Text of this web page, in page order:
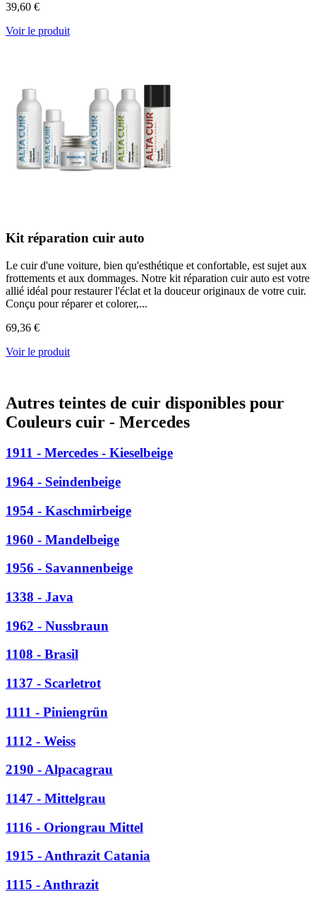
39,60 €
Voir le produit
Kit réparation cuir auto
Le cuir d'une voiture, bien qu'esthétique et confortable, est sujet aux
frottements et aux dommages. Notre kit réparation cuir auto est votre
allié idéal pour restaurer l'éclat et la douceur originaux de votre cuir.
Conçu pour réparer et colorer,...
69,36 €
Voir le produit
Autres teintes de cuir disponibles pour
Couleurs cuir - Mercedes
1911 - Mercedes - Kieselbeige
1964 - Seindenbeige
1954 - Kaschmirbeige
1960 - Mandelbeige
1956 - Savannenbeige
1338 - Java
1962 - Nussbraun
1108 - Brasil
1137 - Scarletrot
1111 - Piniengrün
1112 - Weiss
2190 - Alpacagrau
1147 - Mittelgrau
1116 - Oriongrau Mittel
1915 - Anthrazit Catania
1115 - Anthrazit